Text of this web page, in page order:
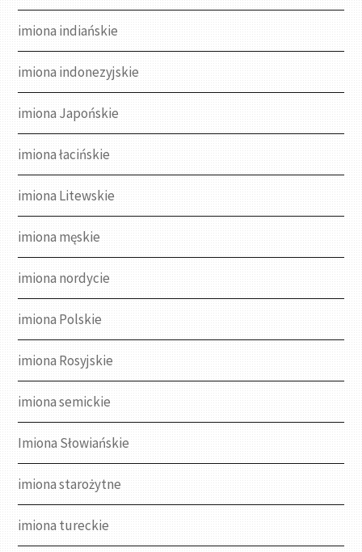
imiona indiańskie
imiona indonezyjskie
imiona Japońskie
imiona łacińskie
imiona Litewskie
imiona męskie
imiona nordycie
imiona Polskie
imiona Rosyjskie
imiona semickie
Imiona Słowiańskie
imiona starożytne
imiona tureckie